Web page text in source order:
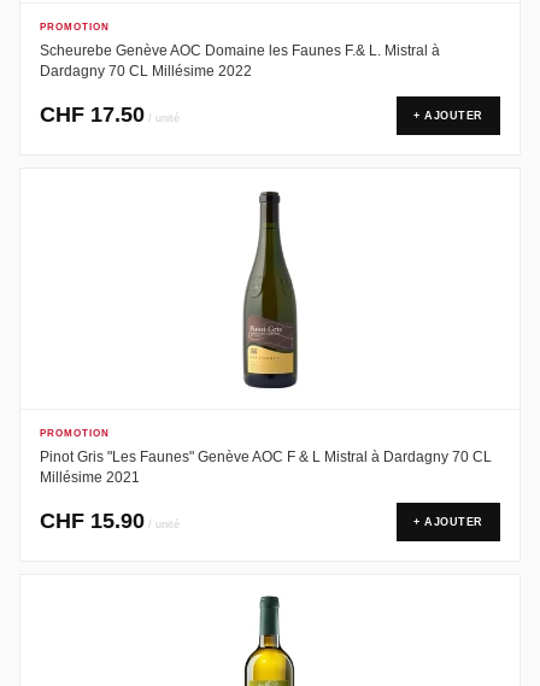
PROMOTION
Scheurebe Genève AOC Domaine les Faunes F.& L. Mistral à
Dardagny 70 CL Millésime 2022
CHF 17.50 / unité + AJOUTER
PROMOTION
Pinot Gris "Les Faunes" Genève AOC F & L Mistral à Dardagny 70 CL
Millésime 2021
CHF 15.90 / unité + AJOUTER